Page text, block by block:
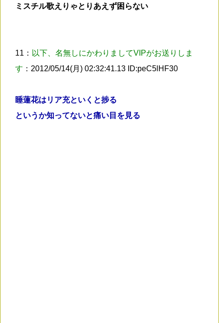
ミスチル歌えりゃとりあえず困らない
11： 以下、名無しにかわりましてVIPがお送りしま
す ：2012/05/14(月) 02:32:41.13 ID:peC5lHF30
睡蓮花はリア充といくと捗る
というか知ってないと痛い目を見る